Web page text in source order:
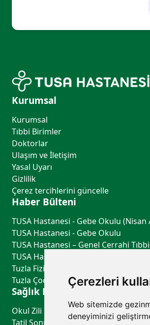
Çerezleri
Web sitemizde
deneyiminizi
Ateşli 0-36 Aylık Çocuklarda
Sağlığı ve Hastalıkları Anabilim
Kurumsal
Kurumsal
Tıbbi Birimler
Doktorlar
Ulaşım ve İletişim
Yasal Uyarı
Gizlilik
Çerez tercihlerini güncelle
Haber Bülteni
TUSA Hastanesi - Gebe Okulu (Nisan
TUSA Hastanesi - Gebe Okulu
Tuzla Fiziksel Tıp ve Rehabilitasyon -
Tuzla Çocuk Sağlığı ve Hastalıkları -
Sağlık Rehberi